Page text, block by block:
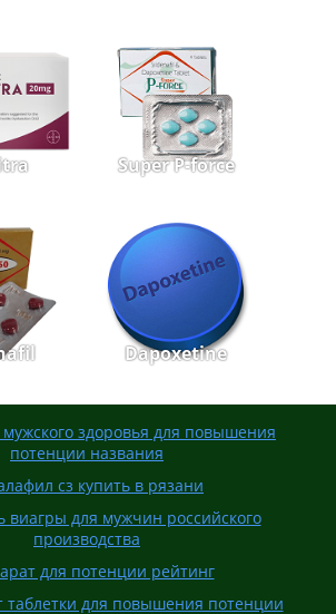
Super P-force
Dapoxetine
мужского здоровья для повышения
потенции названия
сз купить в рязани
виагры для мужчин российского
производства
для потенции рейтинг
таблетки для повышения потенции